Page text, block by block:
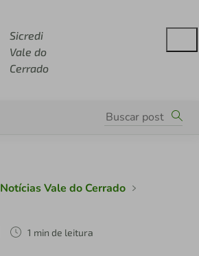
Sicredi
Vale do
Cerrado
Notícias Vale do Cerrado
1 min de leitura